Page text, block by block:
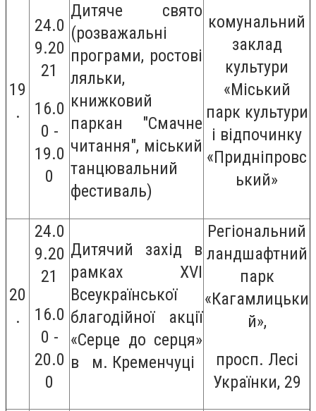
19
.
24.0
9.20
21
16.0
0 -
19.0
0
Дитяче свято
(розважальні
програми, ростові
ляльки,
книжковий
паркан "Смачне
читання", міський
танцювальний
фестиваль)
комунальний
заклад
культури
«Міський
парк культури
і відпочинку
«Придніпровс
ький»
20
.
24.0
9.20
21
16.0
0 -
20.0
0
Дитячий захід в
рамках XVI
Всеукраїнської
благодійної акції
«Серце до серця»
в м. Кременчуці
Регіональний
ландшафтний
парк
«Кагамлицьки
й»,
просп. Лесі
Українки, 29